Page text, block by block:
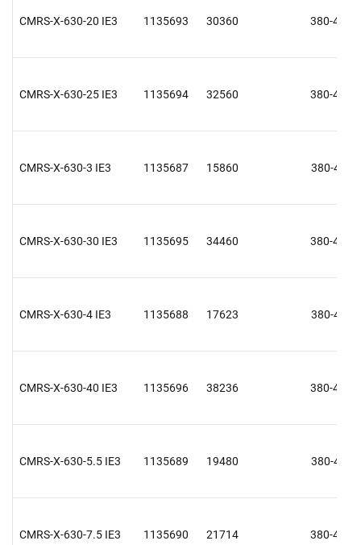
CMRS-X-630-20 IE3 1135693 30360 380-415
CMRS-X-630-25 IE3 1135694 32560 380-415
CMRS-X-630-3 IE3 1135687 15860 380-415
CMRS-X-630-30 IE3 1135695 34460 380-415
CMRS-X-630-4 IE3 1135688 17623 380-415
CMRS-X-630-40 IE3 1135696 38236 380-415
CMRS-X-630-5.5 IE3 1135689 19480 380-415
CMRS-X-630-7.5 IE3 1135690 21714 380-415